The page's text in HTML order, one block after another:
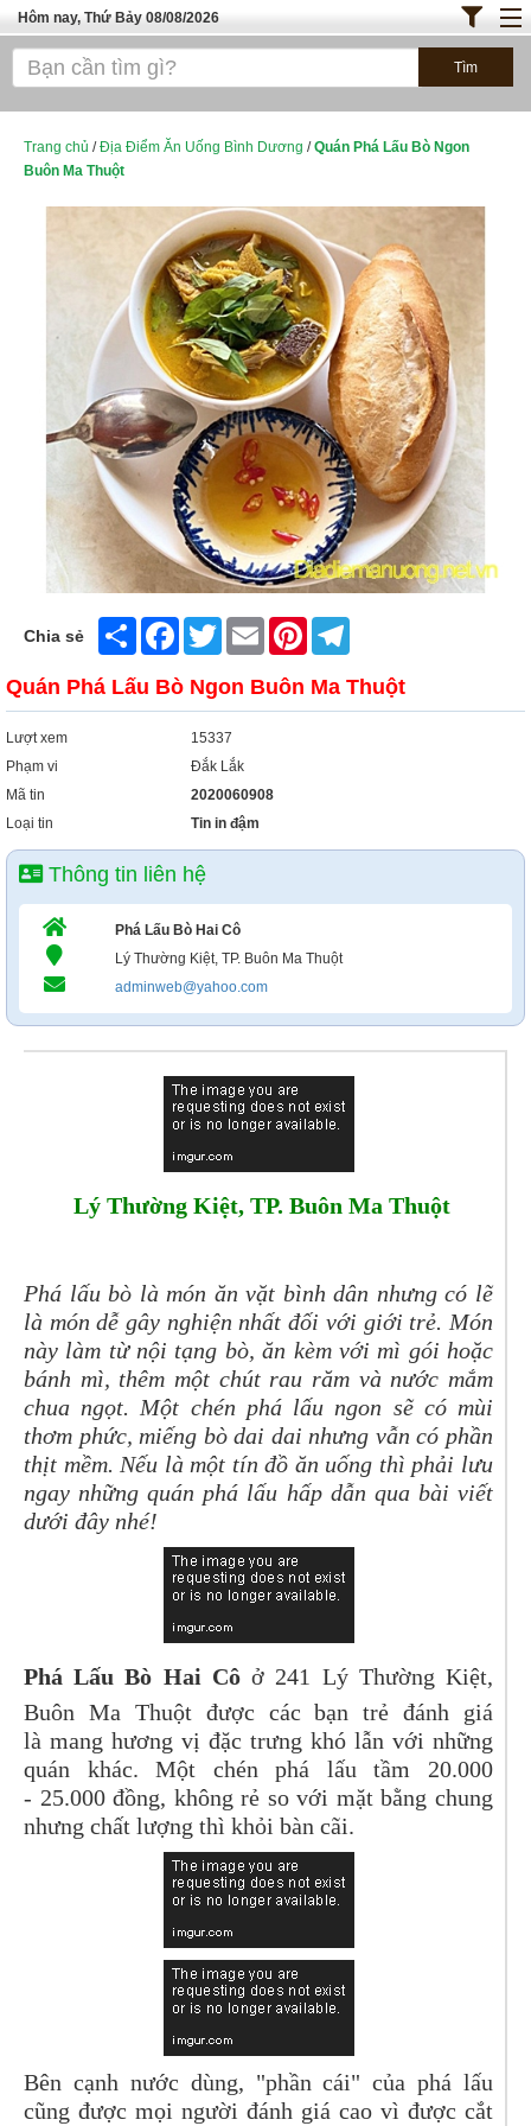
Hôm nay, Thứ Bảy 08/08/2026
Trang chủ
Bánh - Đồ Ăn Vặt
ĐỊA ĐIỂM ĂN UỐNG HÀ NỘI
Trang chủ /Địa Điểm Ăn Uống Bình Dương /Quán Phá Lấu Bò Ngon
Buôn Ma Thuột
Chia sẻ Share FacebookTwitter Email Pinterest
Quán Phá Lấu Bò Ngon Buôn Ma Thuột
Lượt xem
15337
Phạm vi
Đắk Lắk
Mã tin
2020060908
Loại tin
Tin in đậm
Thông tin liên hệ
Phá Lấu Bò Hai Cô
Lý Thường Kiệt, TP. Buôn Ma Thuột
adminweb@yahoo.com
Lý Thường Kiệt, TP. Buôn Ma Thuột
Phá lấu bò là món ăn vặt bình dân nhưng có lẽ
là món dễ gây nghiện nhất đối với giới trẻ. Món
này làm từ nội tạng bò, ăn kèm với mì gói hoặc
bánh mì, thêm một chút rau răm và nước mắm
chua ngọt. Một chén phá lấu ngon sẽ có mùi
thơm phức, miếng bò dai dai nhưng vẫn có phần
thịt mềm. Nếu là một tín đồ ăn uống thì phải lưu
ngay những quán phá lấu hấp dẫn qua bài viết
dưới đây nhé!
Phá Lấu Bò Hai Côở 241 Lý Thường Kiệt,
Buôn Ma Thuột được các bạn trẻ đánh giá
là mang hương vị đặc trưng khó lẫn với những
quán khác. Một chén phá lấu tầm 20.000
- 25.000 đồng, không rẻ so với mặt bằng chung
nhưng chất lượng thì khỏi bàn cãi.
Bên cạnh nước dùng, "phần cái" của phá lấu
cũng được mọi người đánh giá cao vì được cắt